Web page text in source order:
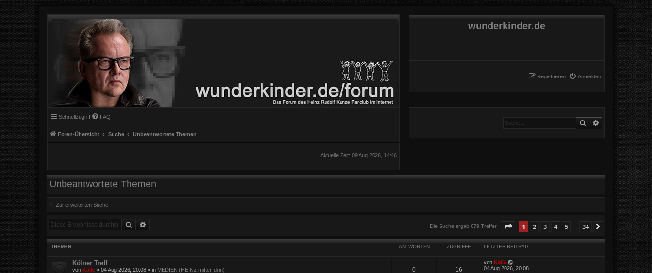
wunderkinder.de
Anmelden
Registrieren
Schnellzugriff FAQ
Foren-Übersicht Suche Unbeantwortete Themen
Suche Erweiterte Suche
Aktuelle Zeit: 09 Aug 2026, 14:46
Unbeantwortete Themen
Zur erweiterten Suche
Suche Die Suche ergab 679 Treffer Seite von34
1 2 3 4 5 34 Nächste
THEMEN ANTWORTEN ZUGRIFFE LETZTER BEITRAG
Kölner Treff
von Kalle » 04 Aug 2026, 20:08 » in MEDIEN (HEINZ mitten drin) 0 16
von Kalle
04 Aug 2026, 20:08